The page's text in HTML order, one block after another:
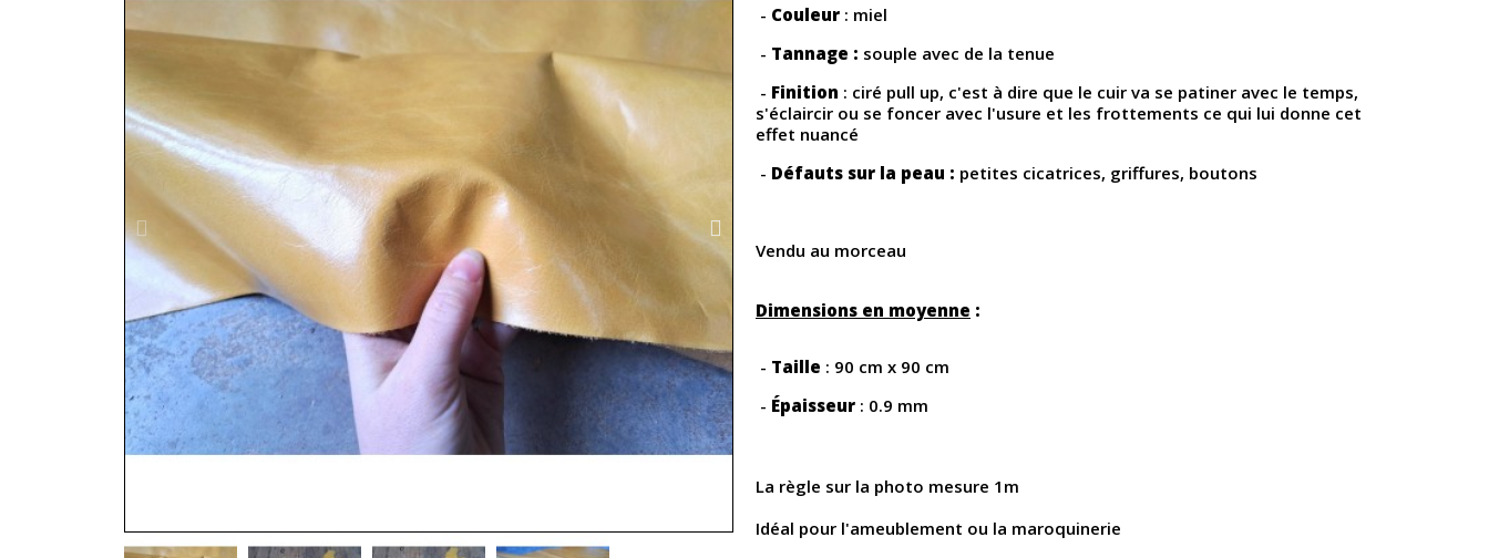
- Couleur : miel
- Tannage : souple avec de la tenue
- Finition : ciré pull up, c'est à dire que le cuir va se patiner avec le temps,
s'éclaircir ou se foncer avec l'usure et les frottements ce qui lui donne cet
effet nuancé
- Défauts sur la peau : petites cicatrices, griffures, boutons
Vendu au morceau
Dimensions en moyenne :
- Taille : 90 cm x 90 cm
- Épaisseur : 0.9 mm
La règle sur la photo mesure 1m
Idéal pour l'ameublement ou la maroquinerie